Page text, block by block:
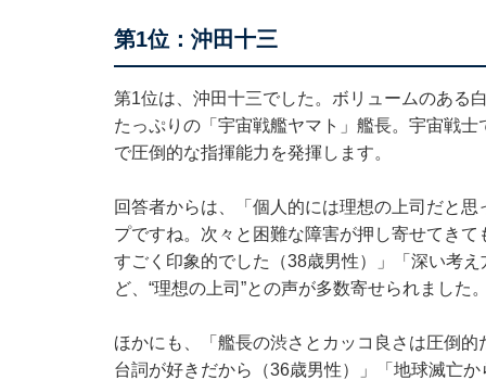
第1位：沖田十三
第1位は、沖田十三でした。ボリュームのある
たっぷりの「宇宙戦艦ヤマト」艦長。宇宙戦
で圧倒的な指揮能力を発揮します。
回答者からは、「個人的には理想の上司だと
プですね。次々と困難な障害が押し寄せてき
すごく印象的でした（38歳男性）」「深い考
ど、“理想の上司”との声が多数寄せられました。
ほかにも、「艦長の渋さとカッコ良さは圧倒
台詞が好きだから（36歳男性）」「地球滅亡